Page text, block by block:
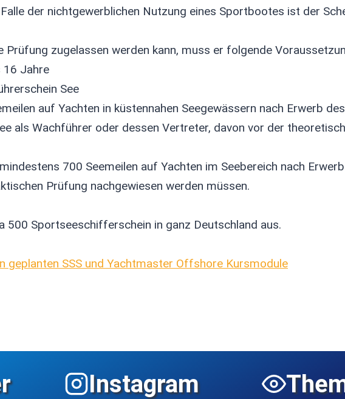
der nichtgewerblichen Nutzung eines Sportbootes ist der
Prüfung zugelassen werden kann, muss er folgende
16 Jahre
See
auf Yachten in küstennahen Seegewässern nach Erwerb des
als Wachführer oder dessen Vertreter, davon vor der
700 Seemeilen auf Yachten im Seebereich nach
Prüfung nachgewiesen werden müssen.
500 Sportseeschifferschein in ganz Deutschland aus.
geplanten SSS und Yachtmaster Offshore Kursmodule
Instagram